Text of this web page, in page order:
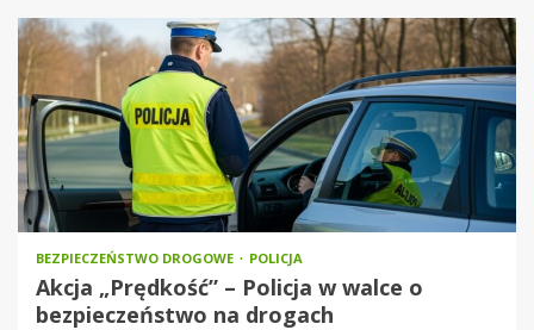
BEZPIECZEŃSTWO DROGOWE POLICJA
Akcja „Prędkość” – Policja w walce o
bezpieczeństwo na drogach